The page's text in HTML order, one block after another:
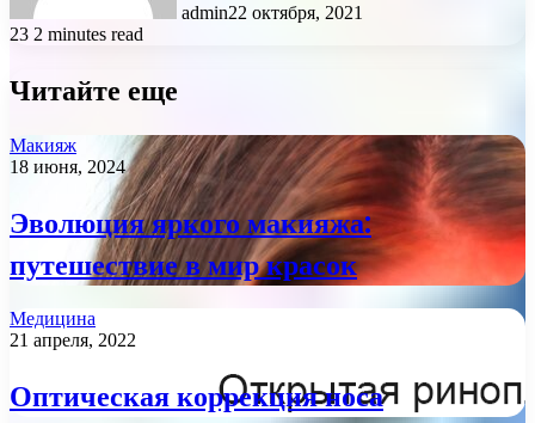
admin22 октября, 2021
23 2 minutes read
Читайте еще
Макияж
18 июня, 2024
Эволюция яркого макияжа:
путешествие в мир красок
Медицина
21 апреля, 2022
Оптическая коррекция носа